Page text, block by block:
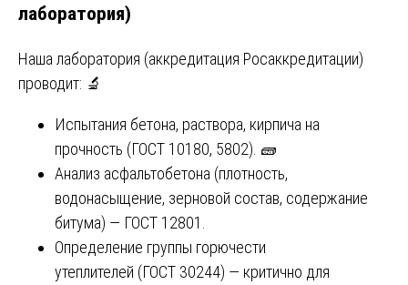
лаборатория)
Наша лаборатория (аккредитация Росаккредитации)
проводит: 🔬
Испытания бетона, раствора, кирпича на
прочность (ГОСТ 10180, 5802). 🧱
Анализ асфальтобетона (плотность,
водонасыщение, зерновой состав, содержание
битума) — ГОСТ 12801.
Определение группы горючести
утеплителей (ГОСТ 30244) — критично для